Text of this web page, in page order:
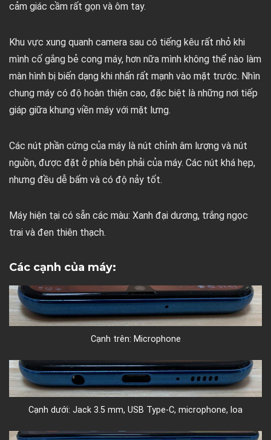
cảm giác cầm rất gọn và ôm tay.
Khu vực xung quanh camera sau có tiếng kêu rất nhỏ khi
mình cố gắng bẻ cong máy, hơn nữa mình không thể nào làm
màn hình bị biến dạng khi nhấn rất mạnh vào mặt trước. Nhìn
chung máy có độ hoàn thiện cao, đặc biệt là những nơi tiếp
giáp giữa khung viền máy với mặt lưng.
Các nút phần cứng của máy là nút chỉnh âm lượng và nút
nguồn, được đặt ở phía bên phải của máy. Các nút khá hẹp,
nhưng đều dễ bấm và có độ nảy tốt.
Máy hiện tại có sẵn các màu: Xanh đại dương, trắng ngọc
trai và đen thiên thạch.
Các cạnh của máy:
Cạnh trên: Microphone
Cạnh dưới: Jack 3.5 mm, USB Type-C, microphone, loa